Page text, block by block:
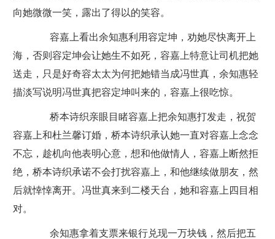
向她微微一笑，露出了得以的笑容。
容嘉上看出余知惠利用容定坤，劝她尽快离开上
海，否则容定坤会让她生不如死，容嘉上特意让司机把她
送走，只是好奇容太太为何把她错当成冯世真，余知惠轻
描淡写说明冯世真把容定坤叫来的，容嘉上很吃惊。
桥本诗织亲眼目睹容嘉上把余知惠打发走，祝贺
容嘉上和杜兰馨订婚，桥本诗织承认她一直对容嘉上念念
不忘，趁机向他表明心意，想和他做情人，容嘉上断然拒
绝，桥本诗织承诺不会打扰容嘉上，和他继续做朋友，然
后就悻悻离开。冯世真来到二楼天台，她和容嘉上四目相
对。
余知惠拿着支票来银行兑现一万块钱，然后把五